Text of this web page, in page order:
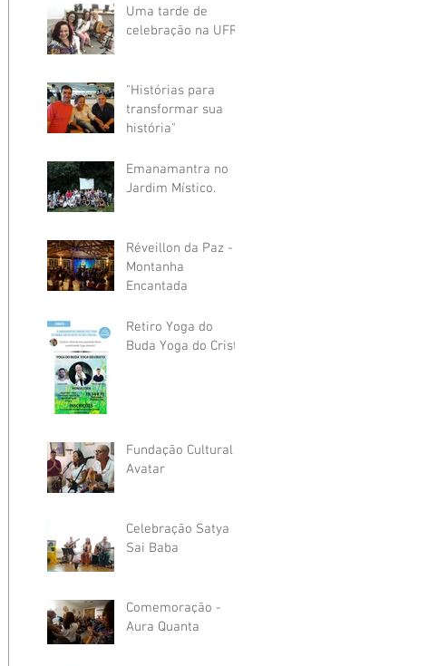
COR DAR"
Uma tarde de
celebração na UFRJ
"Histórias para
transformar sua
história"
Emanamantra no
Jardim Místico.
Réveillon da Paz -
Montanha
Encantada
Retiro Yoga do
Buda Yoga do Cristo
Fundação Cultural
Avatar
Celebração Satya
Sai Baba
Comemoração -
Aura Quanta